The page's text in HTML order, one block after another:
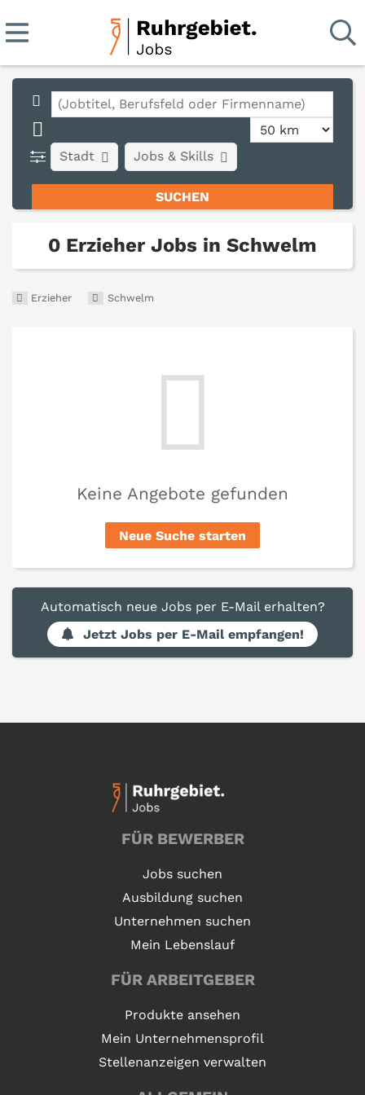
Stadt Jobs & Skills
0 Erzieher Jobs in Schwelm
Erzieher Schwelm
Keine Angebote gefunden
Neue Suche starten
Automatisch neue Jobs per E-Mail erhalten?
Jetzt Jobs per E-Mail empfangen!
FÜR BEWERBER
Jobs suchen
Ausbildung suchen
Unternehmen suchen
Mein Lebenslauf
FÜR ARBEITGEBER
Produkte ansehen
Mein Unternehmensprofil
Stellenanzeigen verwalten